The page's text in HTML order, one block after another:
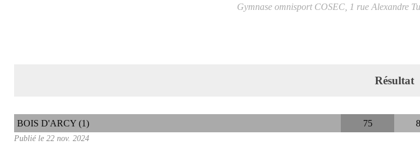
Gymnase omnisport COSEC, 1 rue Alexandre
Résultat
BOIS D'ARCY (1) 75
Publié le 22 nov. 2024